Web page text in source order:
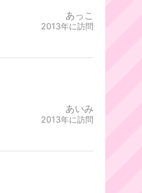
あっこ
2013年に訪問
あいみ
2013年に訪問